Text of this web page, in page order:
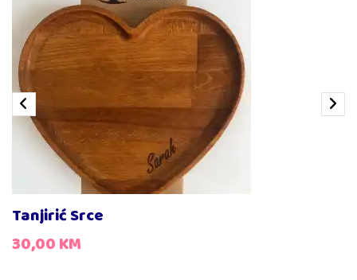
Drveni escajg za djevojčice 15,00KM
Drveni escajg za dječake 15,00 KM
Tanjirić Srce
30,00KM